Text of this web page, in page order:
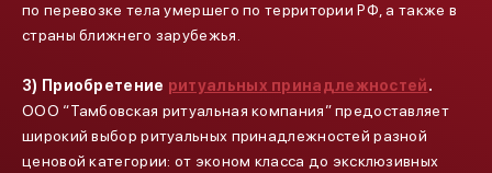
по перевозке тела умершего по территории РФ, а также в
страны ближнего зарубежья.
3) Приобретение ритуальных принадлежностей.
ООО “Тамбовская ритуальная компания” предоставляет
широкий выбор ритуальных принадлежностей разной
ценовой категории: от эконом класса до эксклюзивных